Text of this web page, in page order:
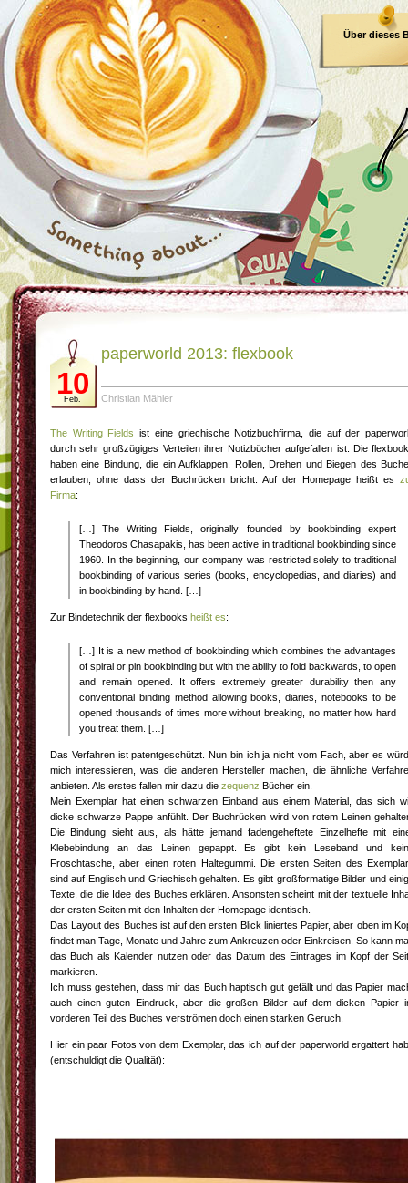
Über dieses
10
Feb.
paperworld 2013: flexbook
Christian Mähler
The Writing Fields ist eine griechische Notizbuchfirma, die auf der
durch sehr großzügiges Verteilen ihrer Notizbücher aufgefallen ist. Die
haben eine Bindung, die ein Aufklappen, Rollen, Drehen und Biegen des
erlauben, ohne dass der Buchrücken bricht. Auf der Homepage heißt es
Firma:
[…] The Writing Fields, originally founded by bookbinding expert
Theodoros Chasapakis, has been active in traditional bookbinding since
1960. In the beginning, our company was restricted solely to traditional
bookbinding of various series (books, encyclopedias, and diaries) and
in bookbinding by hand. […]
Zur Bindetechnik der flexbooks heißt es:
[…] It is a new method of bookbinding which combines the advantages
of spiral or pin bookbinding but with the ability to fold backwards, to open
and remain opened. It offers extremely greater durability then any
conventional binding method allowing books, diaries, notebooks to be
opened thousands of times more without breaking, no matter how hard
you treat them. […]
Das Verfahren ist patentgeschützt. Nun bin ich ja nicht vom Fach, aber es
mich interessieren, was die anderen Hersteller machen, die ähnliche
anbieten. Als erstes fallen mir dazu die zequenz Bücher ein.
Mein Exemplar hat einen schwarzen Einband aus einem Material, das sich
dicke schwarze Pappe anfühlt. Der Buchrücken wird von rotem Leinen
Die Bindung sieht aus, als hätte jemand fadengeheftete Einzelhefte mit
Klebebindung an das Leinen gepappt. Es gibt kein Leseband und
Froschtasche, aber einen roten Haltegummi. Die ersten Seiten des
sind auf Englisch und Griechisch gehalten. Es gibt großformatige Bilder und
Texte, die die Idee des Buches erklären. Ansonsten scheint mit der textuelle
der ersten Seiten mit den Inhalten der Homepage identisch.
Das Layout des Buches ist auf den ersten Blick liniertes Papier, aber oben im
findet man Tage, Monate und Jahre zum Ankreuzen oder Einkreisen. So kann
das Buch als Kalender nutzen oder das Datum des Eintrages im Kopf der
markieren.
Ich muss gestehen, dass mir das Buch haptisch gut gefällt und das Papier
auch einen guten Eindruck, aber die großen Bilder auf dem dicken Papier
vorderen Teil des Buches verströmen doch einen starken Geruch.
Hier ein paar Fotos von dem Exemplar, das ich auf der paperworld ergattert
(entschuldigt die Qualität):